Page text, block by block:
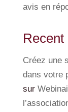
avis en
Créez une
dans votre
sur